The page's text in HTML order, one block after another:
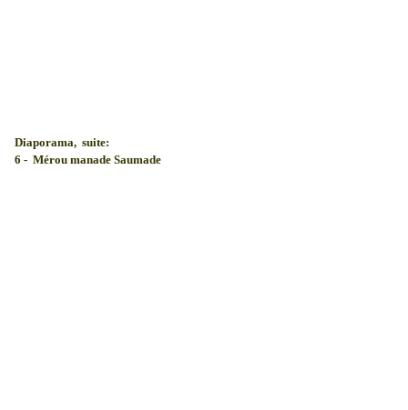
Diaporama, suite:
6 - Mérou manade Saumade